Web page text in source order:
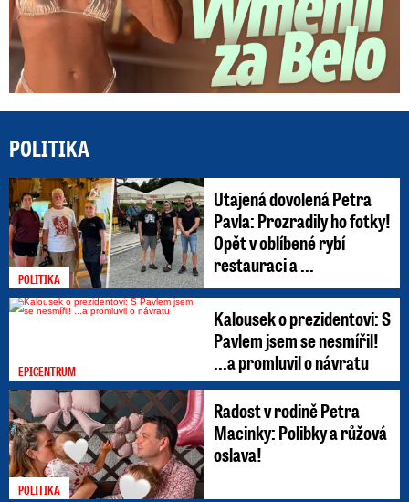
POLITIKA
POLITIKA
Utajená dovolená Petra
Pavla: Prozradily ho fotky!
Opět v oblíbené rybí
restauraci a ...
EPICENTRUM
Kalousek o prezidentovi: S
Pavlem jsem se nesmířil!
...a promluvil o návratu
POLITIKA
Radost v rodině Petra
Macinky: Polibky a růžová
oslava!